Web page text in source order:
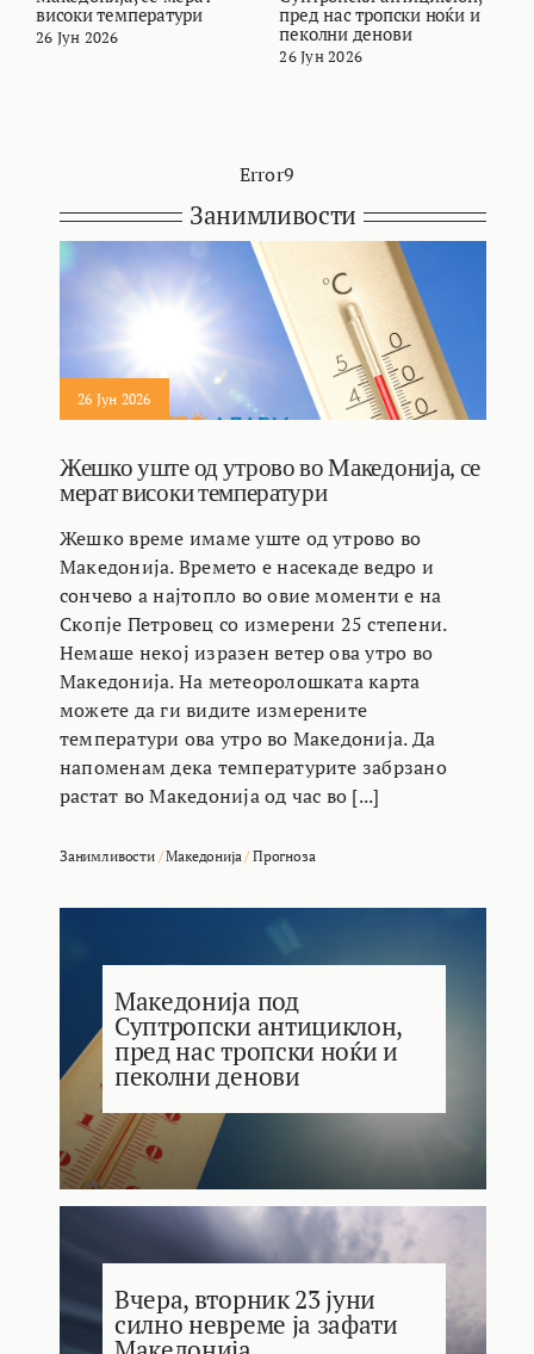
високи температури
26 Јун 2026
пред нас тропски ноќи и
пеколни денови
26 Јун 2026
Error9
Занимливости
26 Јун 2026
Жешко уште од утрово во Македонија, се
мерат високи температури
Жешко време имаме уште од утрово во
Македонија. Времето е насекаде ведро и
сончево а најтопло во овие моменти е на
Скопје Петровец со измерени 25 степени.
Немаше некој изразен ветер ова утро во
Македонија. На метеоролошката карта
можете да ги видите измерените
температури ова утро во Македонија. Да
напоменам дека температурите забрзано
растат во Македонија од час во [...]
Занимливости/Македонија /Прогноза
Македонија под
Суптропски антициклон,
пред нас тропски ноќи и
пеколни денови
Вчера, вторник 23 јуни
силно невреме ја зафати